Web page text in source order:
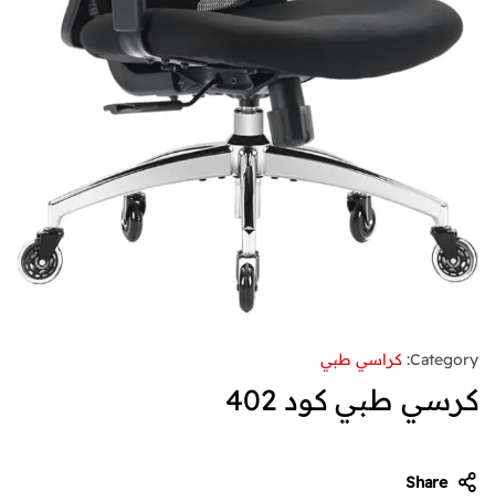
Category: كراسي طبي
كرسي طبي كود 402
Share